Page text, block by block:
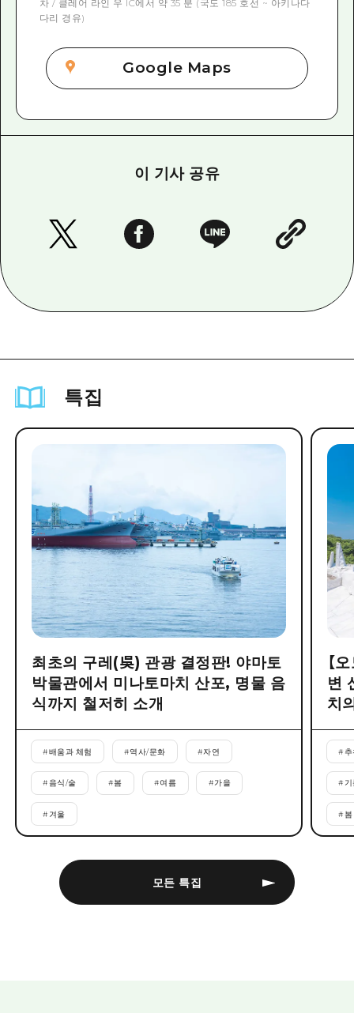
차 / 클레어 라인 우 IC에서 약 35 분 (국도 185 호선 ~ 아키나다
다리 경유)
Google Maps
이 기사 공유
특집
모든 특집
최초의 구레(吳) 관광 결정판! 야마토
박물관에서 미나토마치 산포, 명물 음
식까지 철저히 소개
#배움과 체험 #역사/문화 #자연
#음식/술 #봄 #여름 #가을
# 겨울
【
변
치
#
#
#봄